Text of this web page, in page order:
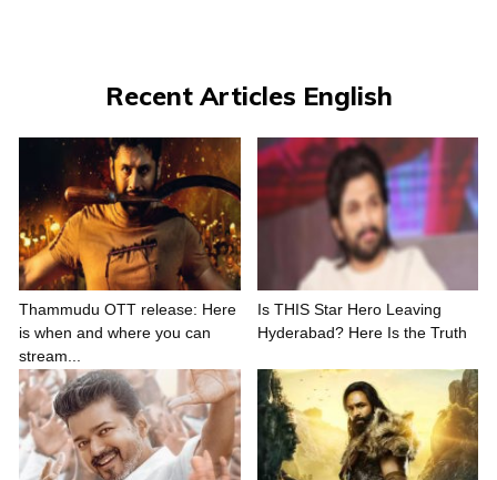
Recent Articles English
Thammudu OTT release: Here
is when and where you can
stream...
Is THIS Star Hero Leaving
Hyderabad? Here Is the Truth